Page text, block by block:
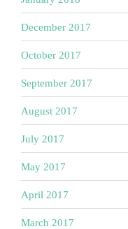
December 2017
October 2017
September 2017
August 2017
July 2017
May 2017
April 2017
March 2017